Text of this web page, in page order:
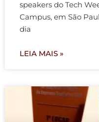
speakers do Tech
Campus, em São
dia
LEIA MAIS »